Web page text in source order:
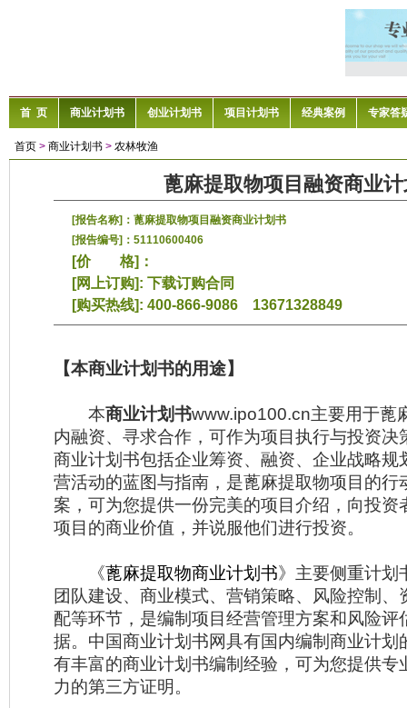
首 页 商业计划书 创业计划书 项目计划书 经典案例 专家答
首页 > 商业计划书 > 农林牧渔
蓖麻提取物项目融资商业
[报告名称]：蓖麻提取物项目融资商业计划书
[报告编号]：51110600406
[价 格]：
[网上订购]:下载订购合同
[购买热线]: 400-866-9086 13671328849
【本商业计划书的用途】
本商业计划书www.ipo100.cn主要用于蓖
内融资、寻求合作，可作为项目执行与投资决
商业计划书包括企业筹资、融资、企业战略规
营活动的蓝图与指南，是蓖麻提取物项目的行
案，可为您提供一份完美的项目介绍，向投资
项目的商业价值，并说服他们进行投资。
《蓖麻提取物商业计划书》主要侧重计划
团队建设、商业模式、营销策略、风险控制、
配等环节，是编制项目经营管理方案和风险评
据。中国商业计划书网具有国内编制商业计划
有丰富的商业计划书编制经验，可为您提供专
力的第三方证明。